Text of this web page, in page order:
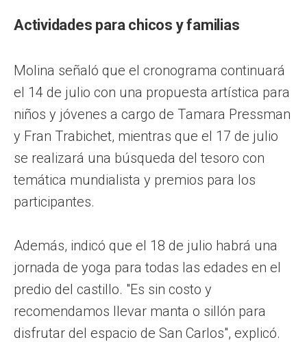
Actividades para chicos y familias
Molina señaló que el cronograma continuará
el 14 de julio con una propuesta artística para
niños y jóvenes a cargo de Tamara Pressman
y Fran Trabichet, mientras que el 17 de julio
se realizará una búsqueda del tesoro con
temática mundialista y premios para los
participantes.
Además, indicó que el 18 de julio habrá una
jornada de yoga para todas las edades en el
predio del castillo. "Es sin costo y
recomendamos llevar manta o sillón para
disfrutar del espacio de San Carlos", explicó.